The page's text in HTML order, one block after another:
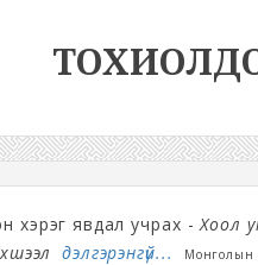
хэрэг явдал учрах -Хоол
дэлгэрэнгүй... Монголын